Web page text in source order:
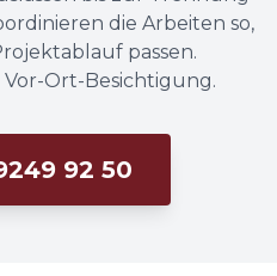
die Arbeiten so,
passen.
Vor-Ort-Besichtigung.
92 50